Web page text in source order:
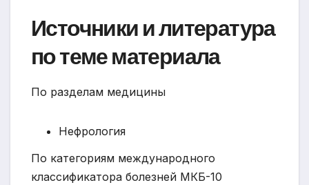
Источники и литература
по теме материала
По разделам медицины
Нефрология
По категориям международного
классификатора болезней МКБ-10